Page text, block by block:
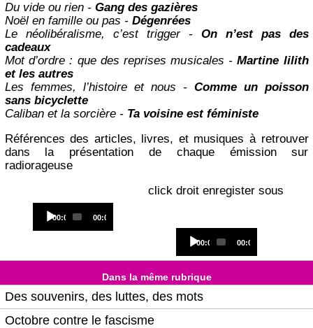
Du vide ou rien - Gang des gazières
Noël en famille ou pas - Dégenrées
Le néolibéralisme, c’est trigger - On n’est pas des
cadeaux
Mot d’ordre : que des reprises musicales -Martine lilith
et les autres
Les femmes, l’histoire et nous - Comme un poisson
sans bicyclette
Caliban et la sorcière - Ta voisine est féministe
Références des articles, livres, et musiques à retrouver
dans la présentation de chaque émission sur
radiorageuse
Player
Current
00:00
Total
00:00
click droit enregister sous
Player
Current
00:00
Total
00:00
Dans la même rubrique
Des souvenirs, des luttes, des mots
Octobre contre le fascisme